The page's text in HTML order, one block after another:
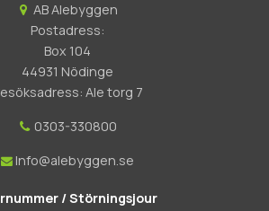
AB Alebyggen
Postadress:
Box 104
44931 Nödinge
Ale torg 7
0303-330800
Info@alebyggen.se
/ Störningsjour